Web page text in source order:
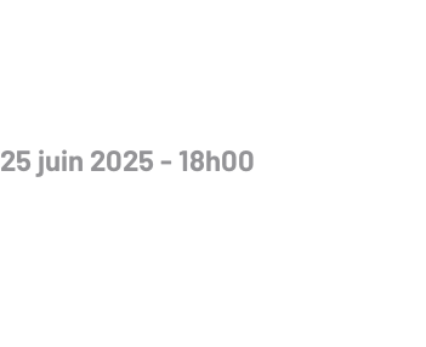
25 juin 2025 - 18h00